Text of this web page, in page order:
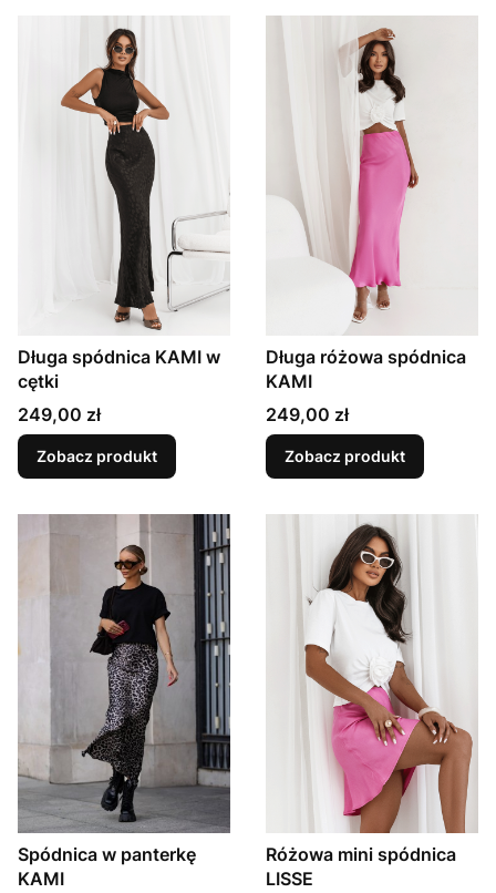
Długa spódnica KAMI w
cętki
Cena
249,00 zł
Zobacz produkt
Długa różowa spódnica
KAMI
Cena
249,00 zł
Zobacz produkt
Spódnica w panterkę
KAMI
Różowa mini spódnica
LISSE